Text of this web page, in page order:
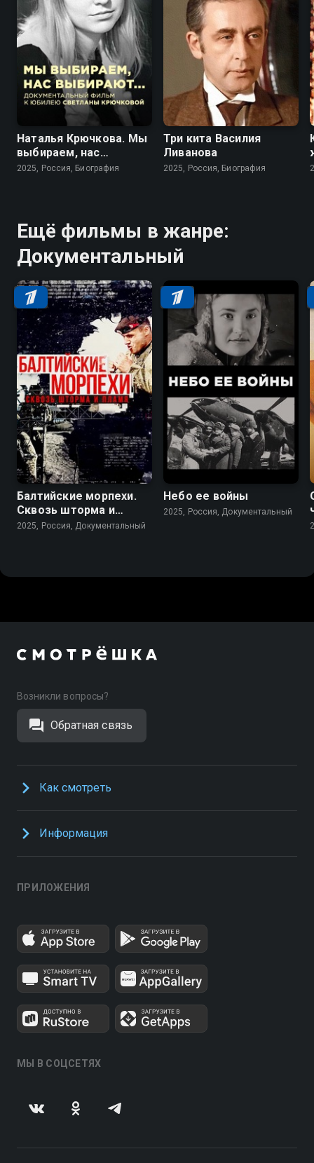
Наталья Крючкова. Мы
выбираем, нас
выбирают…
2025, Россия, Биография
Три кита Василия
Ливанова
2025, Россия, Биография
Ещё фильмы в жанре:
Документальный
Балтийские морпехи.
Сквозь шторма и
пламя
2025, Россия, Документальный
Небо ее войны
2025, Россия, Документальный
Возникли вопросы?
Обратная связь
Как смотреть
Информация
ПРИЛОЖЕНИЯ
МЫ В СОЦСЕТЯХ